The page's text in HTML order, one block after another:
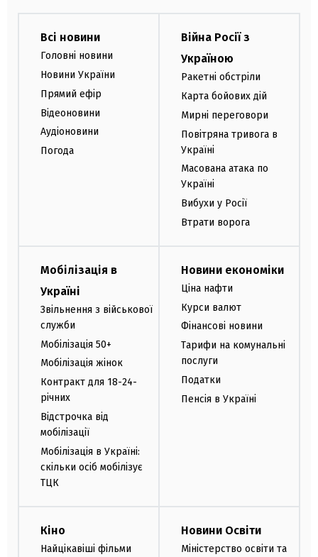
Всі новини
Головні новини
Новини України
Прямий ефір
Відеоновини
Аудіоновини
Погода
Війна Росії з
Україною
Ракетні обстріли
Карта бойових дій
Мирні переговори
Повітряна тривога в
Україні
Масована атака по
Україні
Вибухи у Росії
Втрати ворога
Мобілізація в
Україні
Звільнення з військової
служби
Мобілізація 50+
Мобілізація жінок
Контракт для 18-24-
річних
Відстрочка від
мобілізації
Мобілізація в Україні:
скільки осіб мобілізує
ТЦК
Новини економіки
Ціна нафти
Курси валют
Фінансові новини
Тарифи на комунальні
послуги
Податки
Пенсія в Україні
Кіно
Найцікавіші фільми
Новини Освіти
Міністерство освіти та